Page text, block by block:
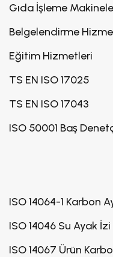
Gıda İşleme
Belgelendirme
Eğitim Hizmetleri
TS EN ISO 17025
TS EN ISO 17043
ISO 50001 Baş
ISO 14064-1 Karbon
ISO 14046 Su Ayak İzi
ISO 14067 Ürün